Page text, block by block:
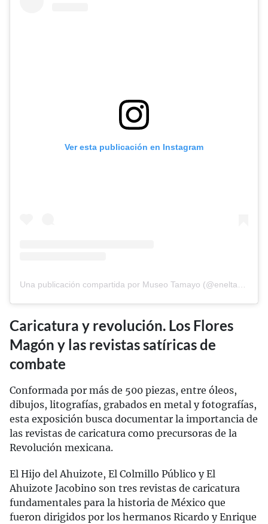
Ver esta publicación en Instagram
Caricatura y revolución. Los Flores
Magón y las revistas satíricas de
combate
Conformada por más de 500 piezas, entre óleos,
dibujos, litografías, grabados en metal y fotografías,
esta exposición busca documentar la importancia de
las revistas de caricatura como precursoras de la
Revolución mexicana.
El Hijo del Ahuizote, El Colmillo Público y El
Ahuizote Jacobino son tres revistas de caricatura
fundamentales para la historia de México que
fueron dirigidos por los hermanos Ricardo y Enrique